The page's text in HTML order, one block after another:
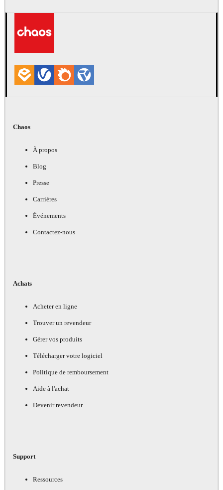
Chaos
À propos
Blog
Presse
Carrières
Événements
Contactez-nous
Achats
Acheter en ligne
Trouver un revendeur
Gérer vos produits
Télécharger votre logiciel
Politique de remboursement
Aide à l'achat
Devenir revendeur
Support
Ressources